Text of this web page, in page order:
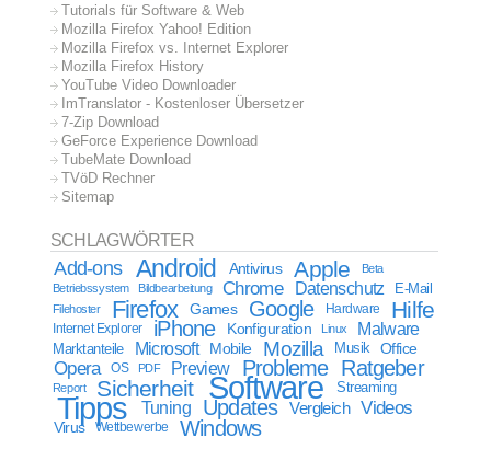
Tutorials für Software & Web
Mozilla Firefox Yahoo! Edition
Mozilla Firefox vs. Internet Explorer
Mozilla Firefox History
YouTube Video Downloader
ImTranslator - Kostenloser Übersetzer
7-Zip Download
GeForce Experience Download
TubeMate Download
TVöD Rechner
Sitemap
SCHLAGWÖRTER
Add-ons Android Antivirus Apple
Beta
Betriebssystem
Bildbearbeitung Chrome Datenschutz E-Mail
Filehoster Firefox Games Google Hardware Hilfe
Internet Explorer iPhone Konfiguration Linux Malware
Marktanteile Microsoft Mobile Mozilla Musik Office
Opera OS PDF Preview Probleme Ratgeber
Report Sicherheit Software Streaming
Tipps Tuning Updates Vergleich Videos
Virus Wettbewerbe Windows